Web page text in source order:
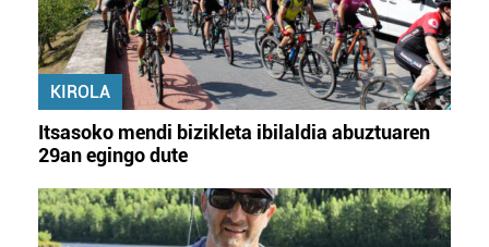
KIROLA
Itsasoko mendi bizikleta ibilaldia abuztuaren
29an egingo dute